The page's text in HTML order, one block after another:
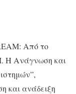
Aπό το
H Ανάγνωση και
και ανάδειξη